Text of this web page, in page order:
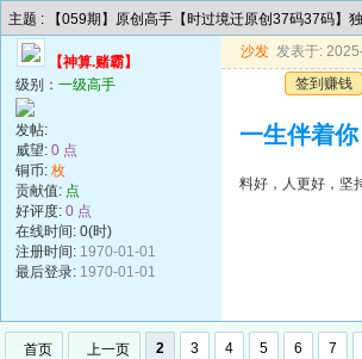
主题 : 【059期】原创高手【时过境迁原创37码37码】
【神算.赌霸】
级别： 一级高手
发帖:
威望: 0 点
铜币: 枚
贡献值: 点
好评度: 0 点
在线时间: 0(时)
注册时间: 1970-01-01
最后登录: 1970-01-01
沙发 发表于:
签到赚钱
一生伴着你
料好，人更好，坚
首页 上一页 2 3 4 5 6 7